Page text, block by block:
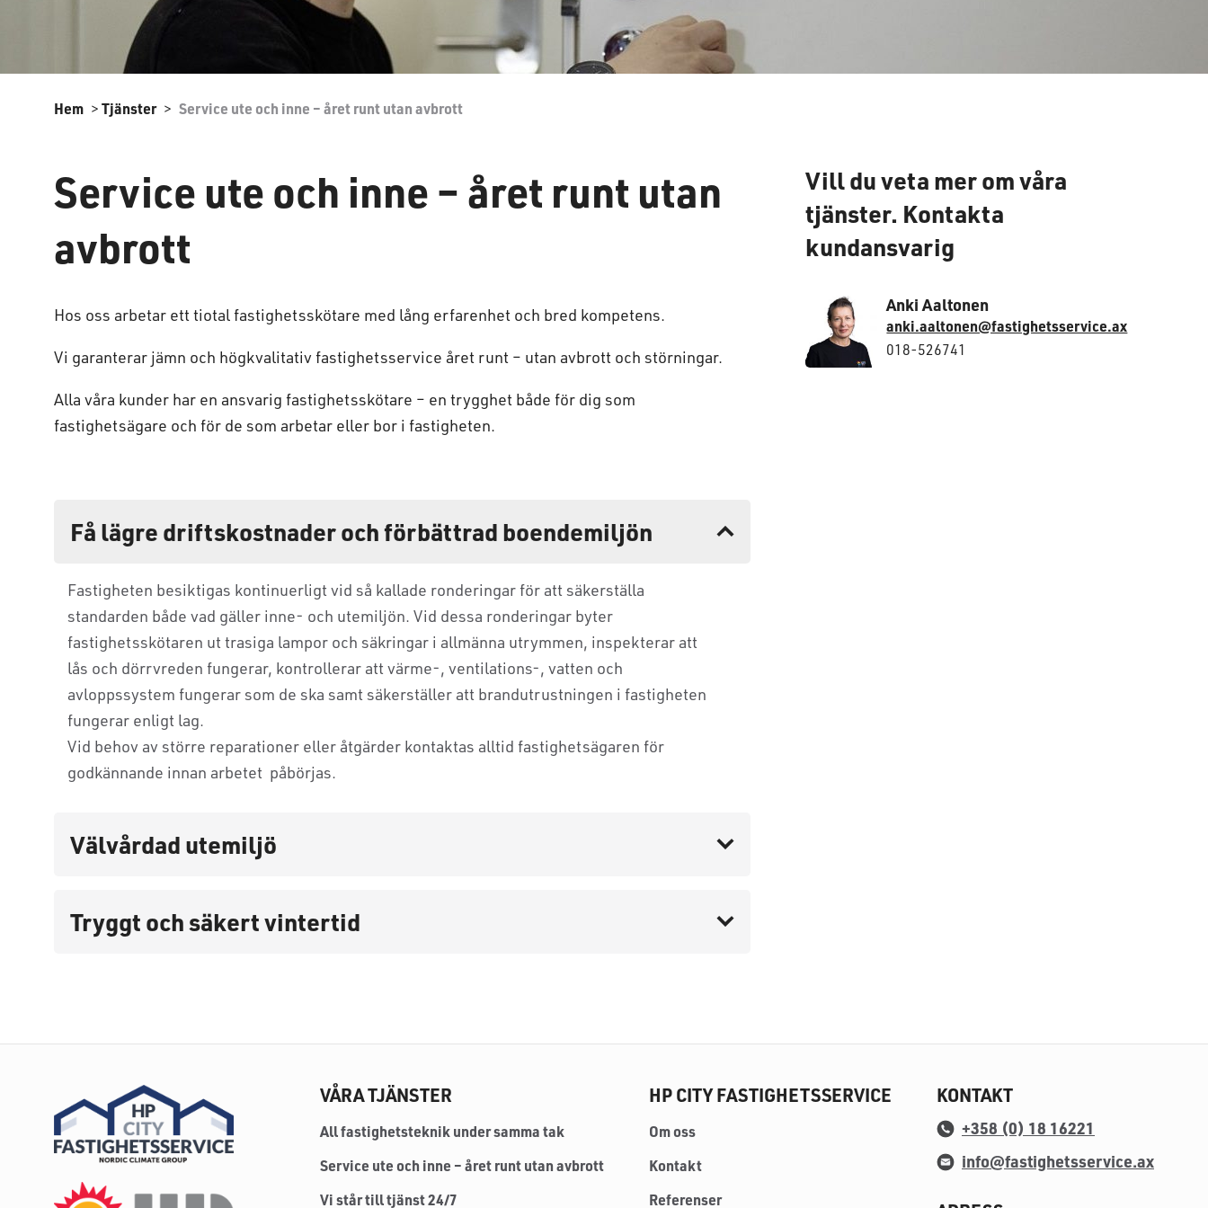
Hem > Tjänster > Service ute och inne – året runt utan avbrott
Service ute och inne – året runt utan
avbrott
Hos oss arbetar ett tiotal fastighetsskötare med lång erfarenhet och bred kompetens.
Vi garanterar jämn och högkvalitativ fastighetsservice året runt – utan avbrott och störningar.
Alla våra kunder har en ansvarig fastighetsskötare – en trygghet både för dig som
fastighetsägare och för de som arbetar eller bor i fastigheten.
Få lägre driftskostnader och förbättrad boendemiljön
Fastigheten besiktigas kontinuerligt vid så kallade ronderingar för att säkerställa
standarden både vad gäller inne- och utemiljön. Vid dessa ronderingar byter
fastighetsskötaren ut trasiga lampor och säkringar i allmänna utrymmen, inspekterar att
lås och dörrvreden fungerar, kontrollerar att värme-, ventilations-, vatten och
avloppssystem fungerar som de ska samt säkerställer att brandutrustningen i fastigheten
fungerar enligt lag.
Vid behov av större reparationer eller åtgärder kontaktas alltid fastighetsägaren för
godkännande innan arbetet påbörjas.
Välvårdad utemiljö
Tryggt och säkert vintertid
Vill du veta mer om våra
tjänster. Kontakta
kundansvarig
Anki Aaltonen
anki.aaltonen@fastighetsservice.ax
018-526741
City
Fastighetsservice
HP
VÅRA TJÄNSTER
All fastighetsteknik under samma tak
Service ute och inne – året runt utan avbrott
Vi står till tjänst 24/7
HP CITY FASTIGHETSSERVICE
Om oss
Kontakt
Referenser
KONTAKT
+358 (0) 18 16221
info@fastighetsservice.ax